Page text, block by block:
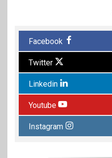
Facebook
Twitter
Linkedin
Youtube
Instagram